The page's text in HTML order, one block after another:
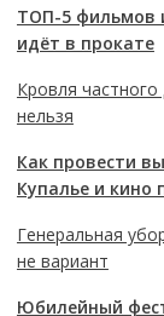
ТОП-5 фильмов
идёт в прокате
Кровля
нельзя
Как провести
Купалье и
Генеральная
не вариант
Юбилейный